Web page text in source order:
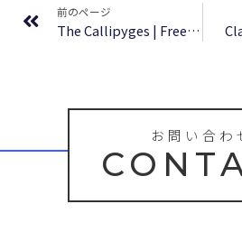
前のページ
The Callipyges | Free Reads
お問い合わ